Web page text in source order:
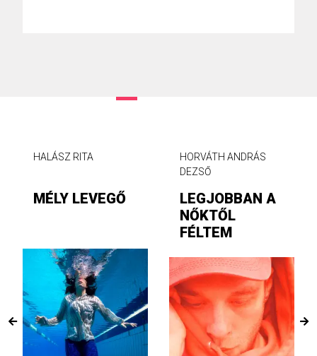
HALÁSZ RITA
MÉLY LEVEGŐ
HORVÁTH ANDRÁS
DEZSŐ
LEGJOBBAN A
NŐKTŐL
FÉLTEM